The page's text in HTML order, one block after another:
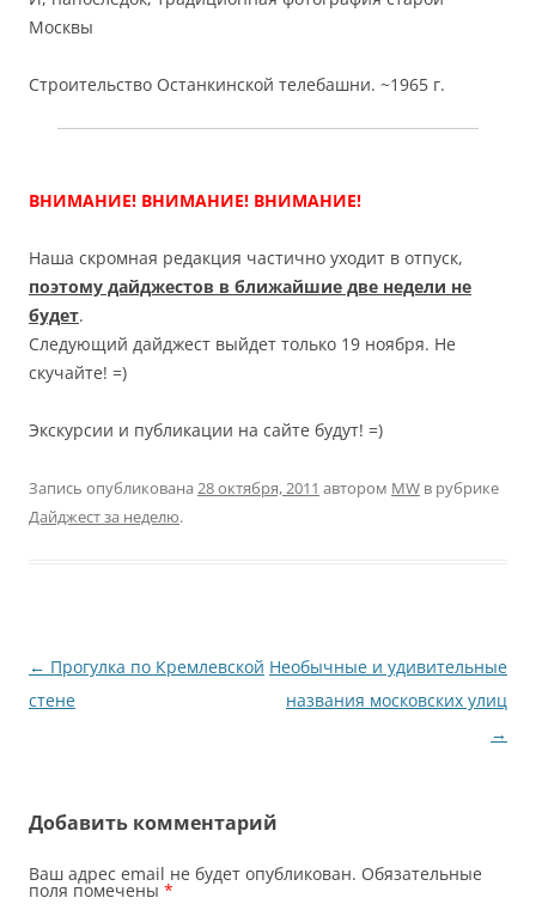
Москвы
Строительство Останкинской телебашни. ~1965 г.
ВНИМАНИЕ! ВНИМАНИЕ! ВНИМАНИЕ!
Наша скромная редакция частично уходит в отпуск,
поэтому дайджестов в ближайшие две недели не
будет.
Следующий дайджест выйдет только 19 ноября. Не
скучайте! =)
Экскурсии и публикации на сайте будут! =)
Запись опубликована 28 октября, 2011 автором MW в рубрике
Дайджест за неделю.
Навигация
по
← Прогулка по Кремлевской
стене
Необычные и удивительные
названия московских улиц
→
Добавить комментарий
Ваш адрес email не будет опубликован. Обязательные
поля помечены *